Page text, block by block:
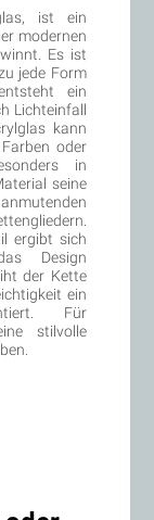
ist ein
modernen
Es ist
jede Form
ein
Lichteinfall
kann
oder
in
seine
ergibt sich
Design
der Kette
ein
Für
stilvolle